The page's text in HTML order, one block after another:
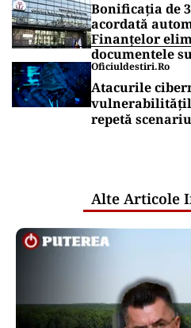
Bonificația de
acordată
Finanțelor
documentele
Oficiuldestiri.ro
Atacurile
repetă
Alte Articole